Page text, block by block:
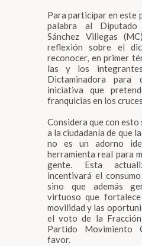
Para participar en este
palabra al Diputado
Sánchez Villegas
reflexión sobre el
reconocer, en primer
las y los
Dictaminadora
iniciativa que
franquicias en los
Considera que con esto
a la ciudadanía de que
no es un adorno
herramienta real para
gente. Esta
incentivará el
sino que además
virtuoso que
movilidad y las
el voto de la
Partido Movimiento
favor.